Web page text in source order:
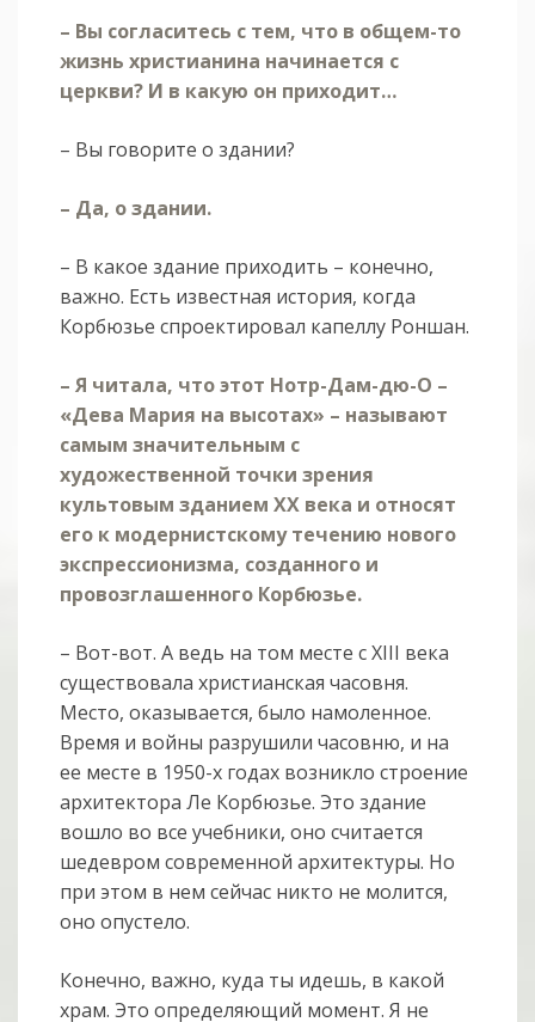
– Вы согласитесь с тем, что в общем-то
жизнь христианина начинается с
церкви? И в какую он приходит…
– Вы говорите о здании?
– Да, о здании.
– В какое здание приходить – конечно,
важно. Есть известная история, когда
Корбюзье спроектировал капеллу Роншан.
– Я читала, что этот Нотр-Дам-дю-О –
«Дева Мария на высотах» – называют
самым значительным с
художественной точки зрения
культовым зданием XX века и относят
его к модернистскому течению нового
экспрессионизма, созданного и
провозглашенного Корбюзье.
– Вот-вот. А ведь на том месте с XIII века
существовала христианская часовня.
Место, оказывается, было намоленное.
Время и войны разрушили часовню, и на
ее месте в 1950-х годах возникло строение
архитектора Ле Корбюзье. Это здание
вошло во все учебники, оно считается
шедевром современной архитектуры. Но
при этом в нем сейчас никто не молится,
оно опустело.
Конечно, важно, куда ты идешь, в какой
храм. Это определяющий момент. Я не